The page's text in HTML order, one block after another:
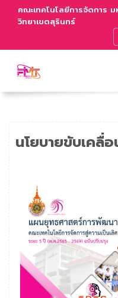
คณะเทคโนโลยีการจัดการ
วิทยาเขตสุรินทร์
นโยบายขับเคลื่